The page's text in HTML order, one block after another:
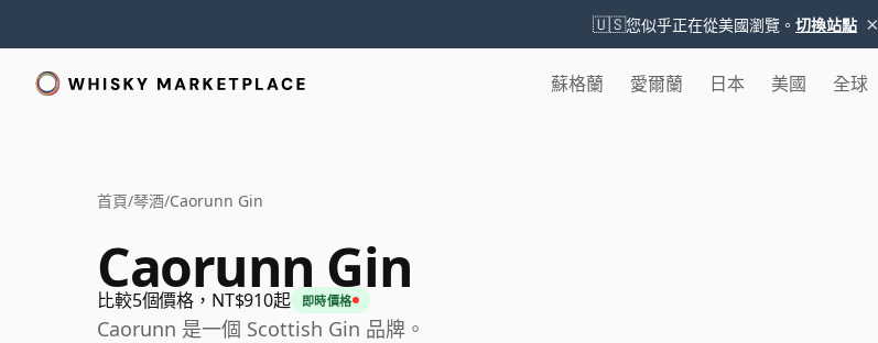
🇺🇸您似乎正在從美國瀏覽。 切換站點 ×
蘇格蘭 愛爾蘭 日本 美國 全球
首頁/琴酒/Caorunn Gin
Caorunn Gin
比較5個價格，NT$910起 即時價格
Caorunn 是一個 Scottish Gin 品牌。